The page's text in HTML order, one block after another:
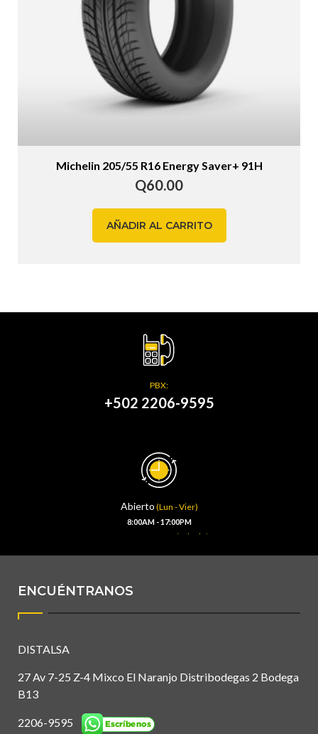
Michelin 205/55 R16 Energy Saver+ 91H
Q60.00
AÑADIR AL CARRITO
PBX:
+502 2206-9595
Abierto (Lun - Vier)
8:00AM - 17:00PM
(Sábado)
ENCUÉNTRANOS
DISTALSA
27 Av 7-25 Z-4 Mixco El Naranjo Distribodegas 2 Bodega
B13
2206-9595